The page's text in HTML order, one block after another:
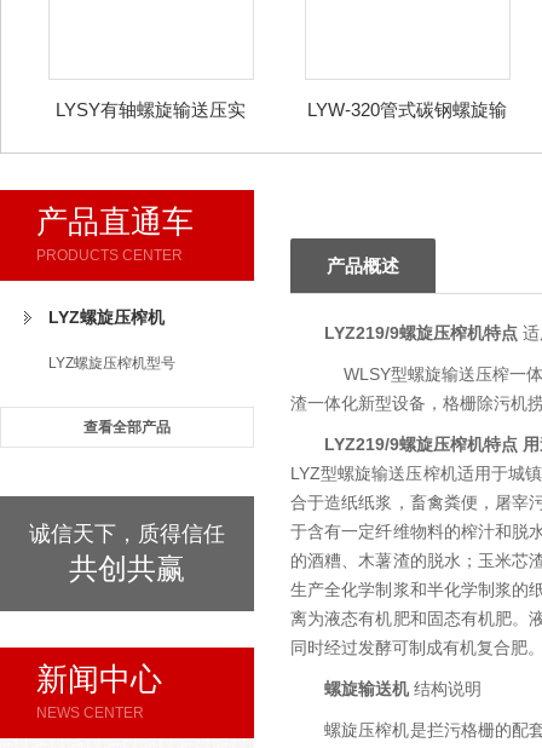
LYSY有轴螺旋输送压实
LYW-320管式碳钢螺旋输
产品直通车
PRODUCTS CENTER
LYZ螺旋压榨机
LYZ螺旋压榨机型号
查看全部产品
诚信天下，质得信任
共创共赢
新闻中心
NEWS CENTER
产品概述
LYZ219/9螺旋压榨机特点
WLSY型螺旋输送压榨一
渣一体化新型设备，格栅除污机
LYZ219/9螺旋压榨机特点
LYZ型螺旋输送压榨机适用于城
合于造纸纸浆，畜禽粪便，屠宰
于含有一定纤维物料的榨汁和脱
的酒糟、木薯渣的脱水；玉米芯
生产全化学制浆和半化学制浆的
离为液态有机肥和固态有机肥。
同时经过发酵可制成有机复合肥
螺旋输送机结构说明
螺旋压榨机是拦污格栅的配